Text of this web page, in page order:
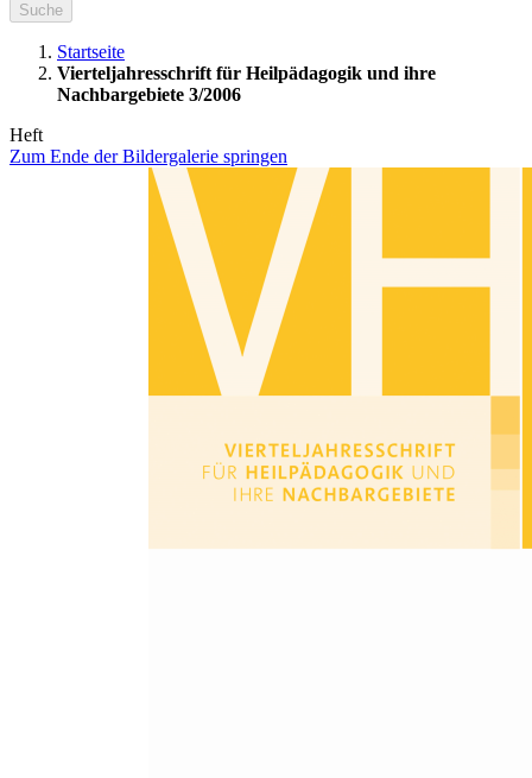
Suche
Startseite
Vierteljahresschrift für Heilpädagogik und ihre
Nachbargebiete 3/2006
Heft
Zum Ende der Bildergalerie springen